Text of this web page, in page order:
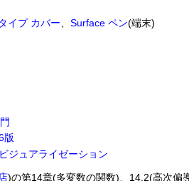
イプ カバー Surface ペン(端末)
版
ジュアライゼーション
)の第14章(多変数の関数)、14.2(高次偏